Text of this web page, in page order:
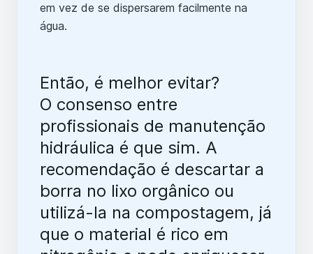
em vez de se dispersarem facilmente na
água.
Então, é melhor evitar?
O consenso entre
profissionais de manutenção
hidráulica é que sim. A
recomendação é descartar a
borra no lixo orgânico ou
utilizá-la na compostagem, já
que o material é rico em